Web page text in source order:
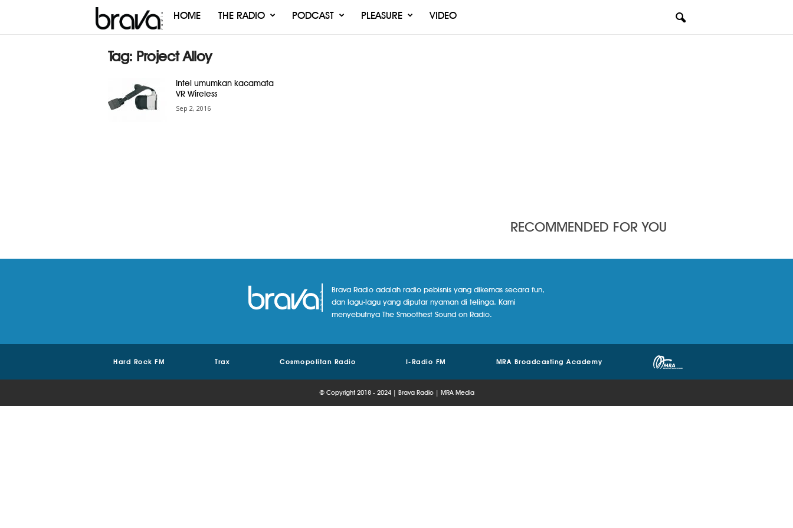
Brava
HOME THE RADIO PODCAST PLEASURE VIDEO
Tag: Project Alloy
Intel umumkan kacamata
VR Wireless
Sep 2, 2016
RECOMMENDED FOR YOU
Brava Radio adalah radio pebisnis yang dikemas secara fun,
dan lagu-lagu yang diputar nyaman di telinga. Kami
menyebutnya The Smoothest Sound on Radio.
Hard Rock FM Trax Cosmopolitan Radio I-Radio FM MRA Broadcasting Academy
© Copyright 2018 - 2024 | Brava Radio | MRA Media